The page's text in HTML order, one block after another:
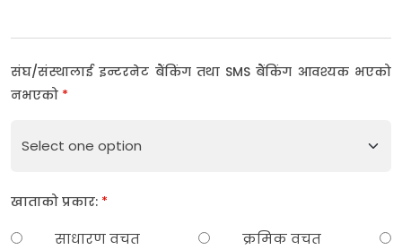
संघ/संस्थालाई इन्टरनेट बैंकिंग तथा SMS बैंकिंग आवश्यक भएको
नभएको *
खाताको प्रकार: *
साधारण वचत
क्रमिक वचत